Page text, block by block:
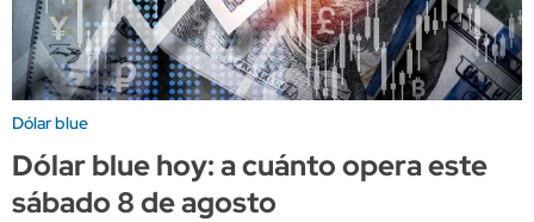
Dólar blue
Dólar blue hoy: a cuánto opera este
sábado 8 de agosto